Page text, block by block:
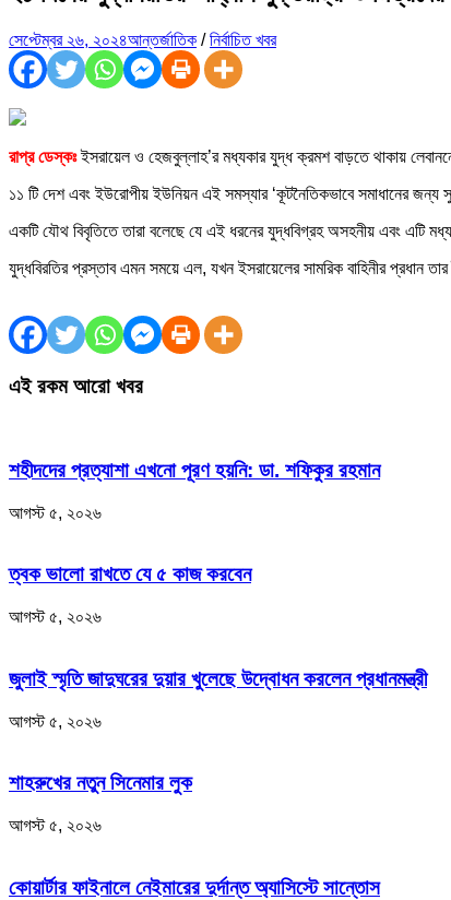
সেপ্টেম্বর ২৬, ২০২৪আন্তর্জাতিক /নির্বাচিত খবর
রাপ্র ডেস্কঃইসরায়েল ও হেজবুল্লাহ’র মধ্যকার যুদ্ধ ক্রমশ বাড়তে থাকায়
১১ টি দেশ এবং ইউরোপীয় ইউনিয়ন এই সমস্যার ‘কূটনৈতিকভাবে সমাধানের জন্য
একটি যৌথ বিবৃতিতে তারা বলেছে যে এই ধরনের যুদ্ধবিগ্রহ অসহনীয় এবং এটি
যুদ্ধবিরতির প্রস্তাব এমন সময়ে এল, যখন ইসরায়েলের সামরিক বাহিনীর প্রধান
এই রকম আরো খবর
শহীদদের প্রত্যাশা এখনো পূরণ হয়নি: ডা. শফিকুর রহমান
আগস্ট ৫, ২০২৬
ত্বক ভালো রাখতে যে ৫ কাজ করবেন
আগস্ট ৫, ২০২৬
জুলাই স্মৃতি জাদুঘরের দুয়ার খুলেছে উদ্বোধন করলেন প্রধানমন্ত্রী
আগস্ট ৫, ২০২৬
শাহরুখের নতুন সিনেমার লুক
আগস্ট ৫, ২০২৬
কোয়ার্টার ফাইনালে নেইমারের দুর্দান্ত অ্যাসিস্টে সান্তোস